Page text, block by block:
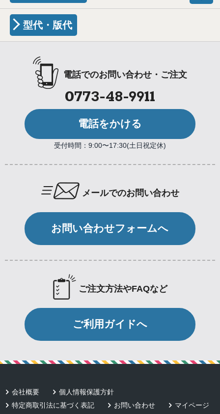
型代・版代
電話でのお問い合わせ・ご注文
0773-48-9911
電話をかける
受付時間：9:00〜17:30(土日祝定休)
メールでのお問い合わせ
お問い合わせフォームへ
ご注文方法やFAQなど
ご利用ガイドへ
会社概要
個人情報保護方針
特定商取引法に基づく表記
お問い合わせ マイページ